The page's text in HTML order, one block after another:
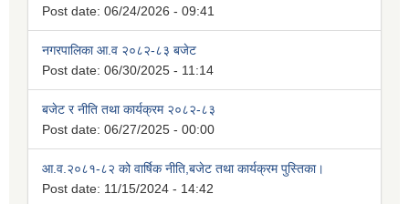
Post date: 06/24/2026 - 09:41
नगरपालिका आ.व २०८२-८३ बजेट
Post date: 06/30/2025 - 11:14
बजेट र नीति तथा कार्यक्रम २०८२-८३
Post date: 06/27/2025 - 00:00
आ.व.२०८१-८२ को वार्षिक नीति,बजेट तथा कार्यक्रम पुस्तिका।
Post date: 11/15/2024 - 14:42